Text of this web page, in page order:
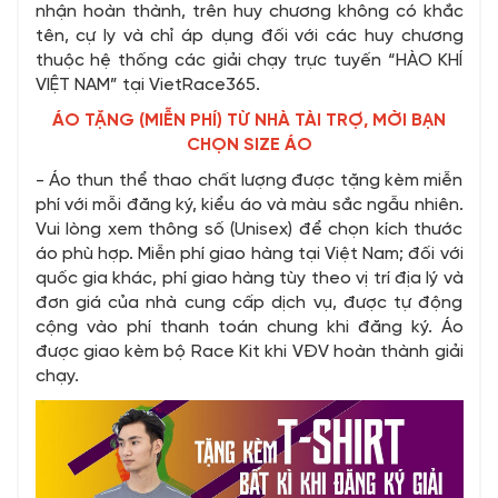
nhận hoàn thành, trên huy chương không có khắc
tên, cự ly và chỉ áp dụng đối với các huy chương
thuộc hệ thống các giải chạy trực tuyến “HÀO KHÍ
VIỆT NAM” tại VietRace365.
ÁO TẶNG (MIỄN PHÍ) TỪ NHÀ TÀI TRỢ, MỜI BẠN
CHỌN SIZE ÁO
- Áo thun thể thao chất lượng được tặng kèm miễn
phí với mỗi đăng ký, kiểu áo và màu sắc ngẫu nhiên.
Vui lòng xem thông số (Unisex) để chọn kích thước
áo phù hợp. Miễn phí giao hàng tại Việt Nam; đối với
quốc gia khác, phí giao hàng tùy theo vị trí địa lý và
đơn giá của nhà cung cấp dịch vụ, được tự động
cộng vào phí thanh toán chung khi đăng ký. Áo
được giao kèm bộ Race Kit khi VĐV hoàn thành giải
chạy.